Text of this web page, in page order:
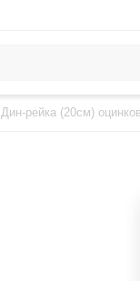
Дин-рейка (20см)